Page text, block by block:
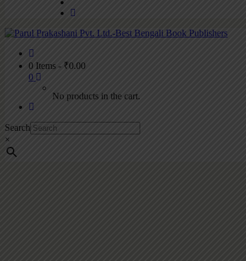
0 Items - ₹0.00
0
No products in the cart.
Search
×